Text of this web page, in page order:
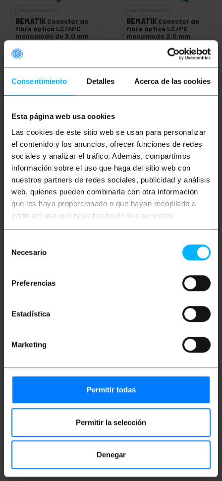
Consentimiento Detalles Acerca de las cookies
Esta página web usa cookies
Las cookies de este sitio web se usan para personalizar
el contenido y los anuncios, ofrecer funciones de redes
sociales y analizar el tráfico. Además, compartimos
información sobre el uso que haga del sitio web con
nuestros partners de redes sociales, publicidad y análisis
web, quienes pueden combinarla con otra información
que les haya proporcionado o que hayan recopilado a
partir del uso que haya hecho de sus servicios.
Necesario
Preferencias
Estadística
Marketing
Permitir todas
Permitir la selección
Denegar
BEMATIK Conector de
fibra óptica LC/APC
monomodo de 3,0 mm
simplex
PVP
2,22€ 1,90€
HAYA STOCK
BEMATIK Conector de
fibra óptica LC/PC
monomodo 2,0 mm
duplex
2,90€
PVD
2,49€
monomodo 2,0 mm
simplex
3,64€
multimodo 2,0 mm
1,91€
REF: FM024
AVÍSAME CUANDO
NO DISPONIBLE
simplex
NO DISPONIBLE